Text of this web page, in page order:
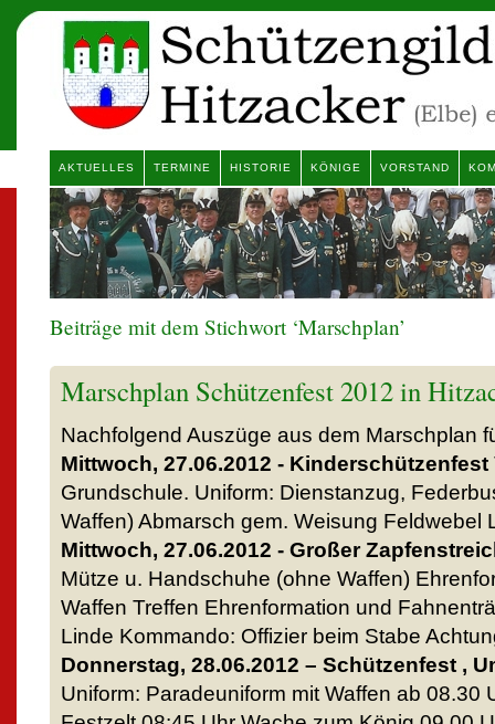
AKTUELLES TERMINE HISTORIE KÖNIGE VORSTAND
Beiträge mit dem Stichwort ‘Marschplan’
Marschplan Schützenfest 2012 in
Nachfolgend Auszüge aus dem Marschplan
Mittwoch, 27.06.2012 - Kinderschützenfest
Grundschule. Uniform: Dienstanzug,
Waffen) Abmarsch gem. Weisung Feldwebel
Mittwoch, 27.06.2012 - Großer
Mütze u. Handschuhe (ohne Waffen)
Waffen Treffen Ehrenformation und
Linde Kommando: Offizier beim Stabe
Donnerstag, 28.06.2012 – Schützenfest ,
Uniform: Paradeuniform mit Waffen ab 08.30